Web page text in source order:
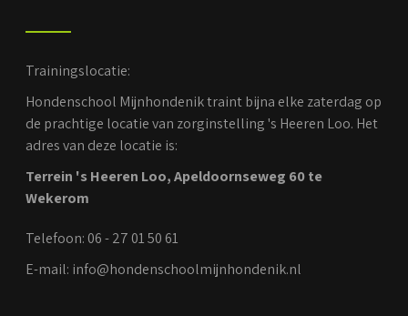
Trainingslocatie:
Hondenschool Mijnhondenik traint bijna elke zaterdag op
de prachtige locatie van zorginstelling 's Heeren Loo. Het
adres van deze locatie is:
Terrein 's Heeren Loo, Apeldoornseweg 60 te
Wekerom
Telefoon: 06 - 27 01 50 61
E-mail: info@hondenschoolmijnhondenik.nl